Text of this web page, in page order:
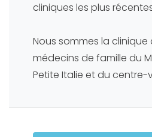
cliniques les plus
Nous sommes la clinique
médecins de famille du
Petite Italie et du centre-